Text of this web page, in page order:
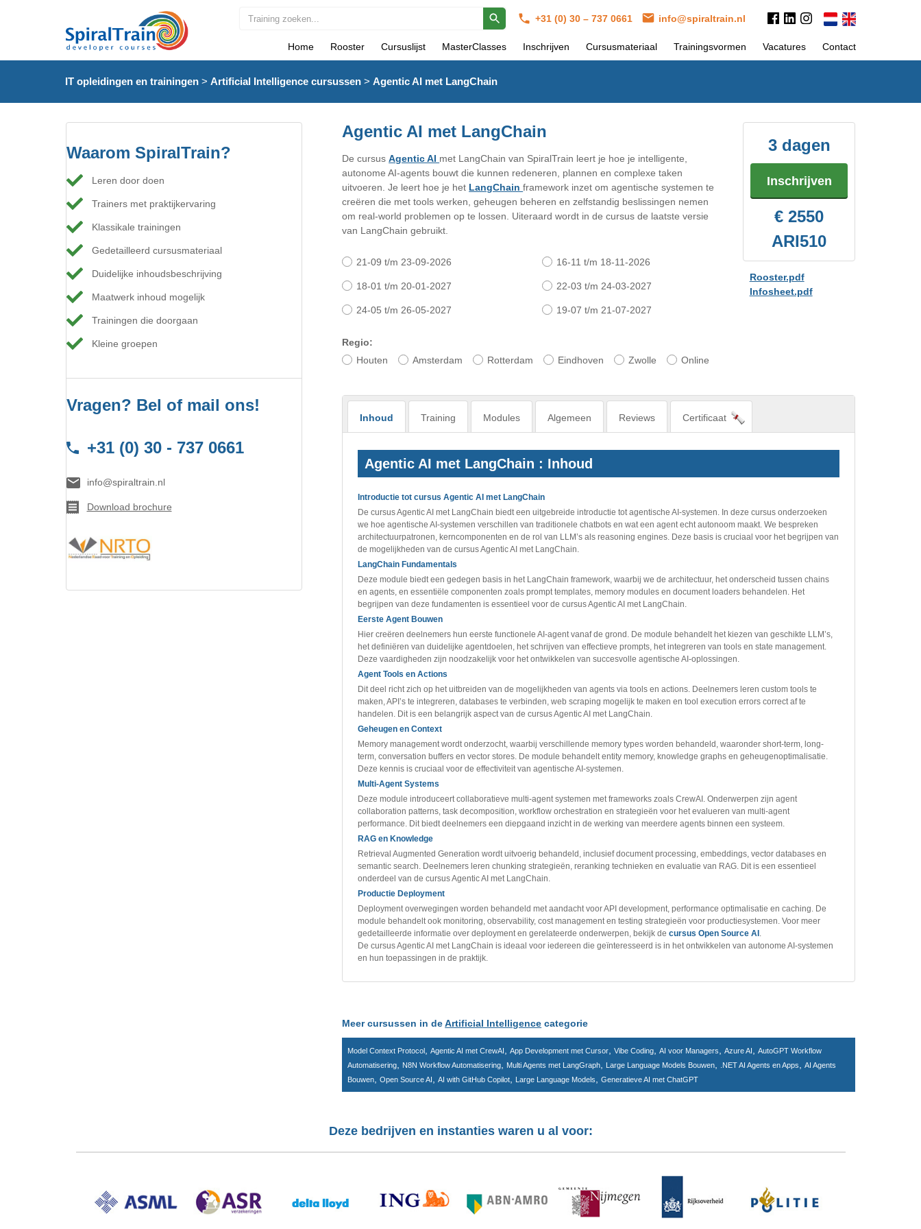
+31 (0) 30 – 737 0661 info@spiraltrain.nl
Home Rooster Cursuslijst MasterClasses Inschrijven Cursusmateriaal Trainingsvormen Vacatures Contact
IT opleidingen en trainingen> Artificial Intelligence cursussen> Agentic AI met LangChain
Waarom SpiralTrain?
Leren door doen
Trainers met praktijkervaring
Klassikale trainingen
Gedetailleerd cursusmateriaal
Duidelijke inhoudsbeschrijving
Maatwerk inhoud mogelijk
Trainingen die doorgaan
Kleine groepen
Vragen? Bel of mail ons!
+31 (0) 30 - 737 0661
info@spiraltrain.nl
Download brochure
Agentic AI met LangChain
De cursusAgentic AI met LangChain van SpiralTrain leert je hoe je intelligente,
autonome AI-agents bouwt die kunnen redeneren, plannen en complexe taken
uitvoeren. Je leert hoe je het LangChainframework inzet om agentische systemen te
creëren die met tools werken, geheugen beheren en zelfstandig beslissingen nemen
om real-world problemen op te lossen. Uiteraard wordt in de cursus de laatste versie
van LangChain gebruikt.
21-09 t/m 23-09-2026 16-11 t/m 18-11-2026
18-01 t/m 20-01-2027 22-03 t/m 24-03-2027
24-05 t/m 26-05-2027 19-07 t/m 21-07-2027
Regio:
Houten
Amsterdam Rotterdam Eindhoven Zwolle Online
3 dagen
Inschrijven
€ 2550
ARI510
Rooster.pdf
Infosheet.pdf
Inhoud Training Modules Algemeen Reviews Certificaat
Agentic AI met LangChain : Inhoud
Introductie tot cursus Agentic AI met LangChain
De cursus Agentic AI met LangChain biedt een uitgebreide introductie tot agentische AI-systemen. In deze cursus onderzoeken
we hoe agentische AI-systemen verschillen van traditionele chatbots en wat een agent echt autonoom maakt. We bespreken
architectuurpatronen, kerncomponenten en de rol van LLM’s als reasoning engines. Deze basis is cruciaal voor het begrijpen van
de mogelijkheden van de cursus Agentic AI met LangChain.
LangChain Fundamentals
Deze module biedt een gedegen basis in het LangChain framework, waarbij we de architectuur, het onderscheid tussen chains
en agents, en essentiële componenten zoals prompt templates, memory modules en document loaders behandelen. Het
begrijpen van deze fundamenten is essentieel voor de cursus Agentic AI met LangChain.
Eerste Agent Bouwen
Hier creëren deelnemers hun eerste functionele AI-agent vanaf de grond. De module behandelt het kiezen van geschikte LLM’s,
het definiëren van duidelijke agentdoelen, het schrijven van effectieve prompts, het integreren van tools en state management.
Deze vaardigheden zijn noodzakelijk voor het ontwikkelen van succesvolle agentische AI-oplossingen.
Agent Tools en Actions
Dit deel richt zich op het uitbreiden van de mogelijkheden van agents via tools en actions. Deelnemers leren custom tools te
maken, API’s te integreren, databases te verbinden, web scraping mogelijk te maken en tool execution errors correct af te
handelen. Dit is een belangrijk aspect van de cursus Agentic AI met LangChain.
Geheugen en Context
Memory management wordt onderzocht, waarbij verschillende memory types worden behandeld, waaronder short-term, long-
term, conversation buffers en vector stores. De module behandelt entity memory, knowledge graphs en geheugenoptimalisatie.
Deze kennis is cruciaal voor de effectiviteit van agentische AI-systemen.
Multi-Agent Systems
Deze module introduceert collaboratieve multi-agent systemen met frameworks zoals CrewAI. Onderwerpen zijn agent
collaboration patterns, task decomposition, workflow orchestration en strategieën voor het evalueren van multi-agent
performance. Dit biedt deelnemers een diepgaand inzicht in de werking van meerdere agents binnen een systeem.
RAG en Knowledge
Retrieval Augmented Generation wordt uitvoerig behandeld, inclusief document processing, embeddings, vector databases en
semantic search. Deelnemers leren chunking strategieën, reranking technieken en evaluatie van RAG. Dit is een essentieel
onderdeel van de cursus Agentic AI met LangChain.
Productie Deployment
Deployment overwegingen worden behandeld met aandacht voor API development, performance optimalisatie en caching. De
module behandelt ook monitoring, observability, cost management en testing strategieën voor productiesystemen. Voor meer
gedetailleerde informatie over deployment en gerelateerde onderwerpen, bekijk decursus Open Source AI .
De cursus Agentic AI met LangChain is ideaal voor iedereen die geïnteresseerd is in het ontwikkelen van autonome AI-systemen
en hun toepassingen in de praktijk.
Meer cursussen in deArtificial Intelligence categorie
Model Context Protocol ,Agentic AI met CrewAI ,App Development met Cursor ,Vibe Coding ,AI voor Managers ,Azure AI ,AutoGPT Workflow
Automatisering
N8N Workflow Automatisering Multi Agents met LangGraph Large Language Models Bouwen .NET AI Agents en Apps ,AI Agents
Bouwen
,Open Source AI ,AI with GitHub Copilot Large Language Models ,Generatieve AI met ChatGPT
Deze bedrijven en instanties waren u al voor: